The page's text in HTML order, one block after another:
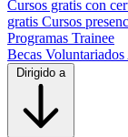
Cursos gratis con
gratis Cursos
Programas Trainee
Becas Voluntariados
Dirigido a